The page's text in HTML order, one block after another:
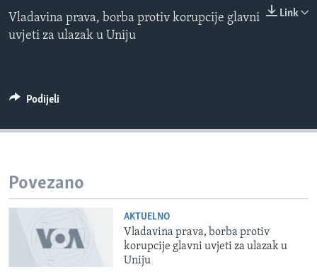
MAGAZIN
O GLASU AMERIKE
Jezici
EMBED
0:00 0:00:00 Link
Vladavina prava, borba protiv korupcije glavni
uvjeti za ulazak u Uniju
Podijeli
Povezano
AKTUELNO
Vladavina prava, borba protiv
korupcije glavni uvjeti za ulazak u
Uniju